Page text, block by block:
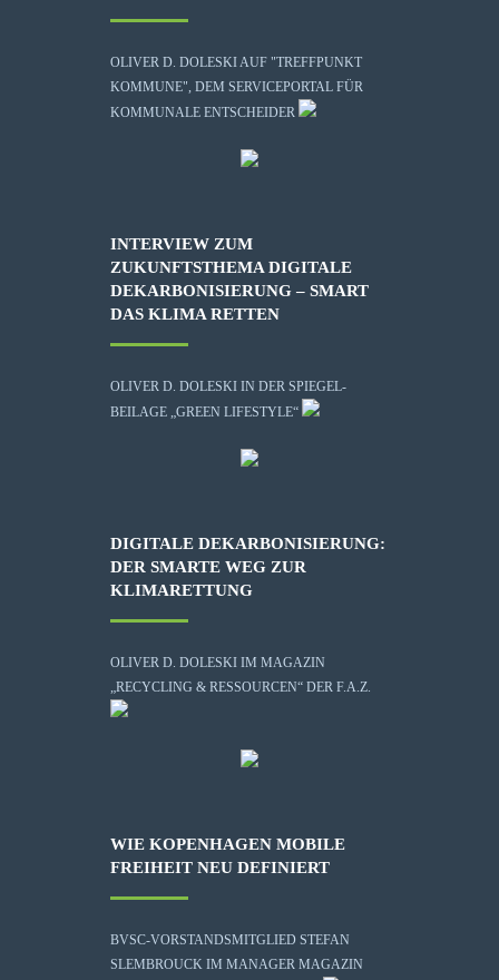
OLIVER D. DOLESKI AUF "TREFFPUNKT
KOMMUNE", DEM SERVICEPORTAL FÜR
KOMMUNALE ENTSCHEIDER
INTERVIEW ZUM
ZUKUNFTSTHEMA DIGITALE
DEKARBONISIERUNG – SMART
DAS KLIMA RETTEN
OLIVER D. DOLESKI IN DER SPIEGEL-
BEILAGE „GREEN LIFESTYLE“
DIGITALE DEKARBONISIERUNG:
DER SMARTE WEG ZUR
KLIMARETTUNG
OLIVER D. DOLESKI IM MAGAZIN
„RECYCLING & RESSOURCEN“ DER F.A.Z.
WIE KOPENHAGEN MOBILE
FREIHEIT NEU DEFINIERT
BVSC-VORSTANDSMITGLIED STEFAN
SLEMBROUCK IM MANAGER MAGAZIN